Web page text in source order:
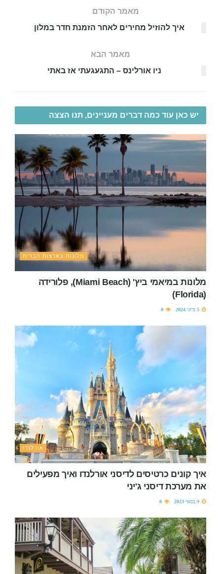
מאמר הקודם
איך להוזיל מחירים לאחר הזמנת חדר במלון
מאמר הבא
ניו אורלינס – התגעגעתי אז באתי
יש כאן עוד כמה דברים מעניינים, תנו הצצה
מלונות בארצות הברית
מלונות במיאמי ביץ' (Miami Beach), פלורידה
(Florida)
אורלנדו
איך קונים כרטיסים לדיסני אורלנדו ואיך מפעילים
את מערכת דיסני ג'יני